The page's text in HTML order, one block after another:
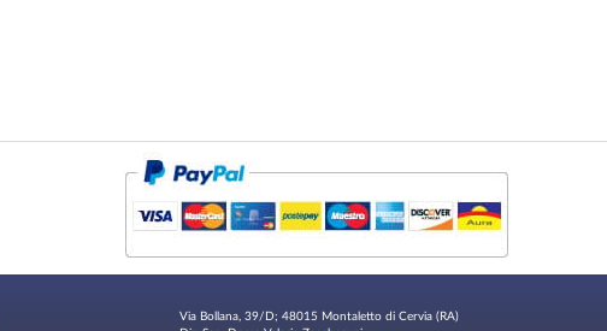
Via Bollana, 39/D; 48015 Montaletto di Cervia (RA)